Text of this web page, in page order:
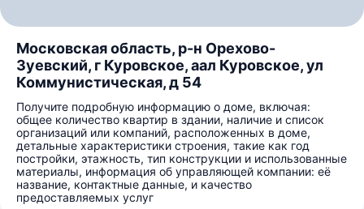
Московская область, р-н Орехово-
Зуевский, г Куровское, аал Куровское, ул
Коммунистическая, д 54
Получите подробную информацию о доме, включая:
общее количество квартир в здании, наличие и список
организаций или компаний, расположенных в доме,
детальные характеристики строения, такие как год
постройки, этажность, тип конструкции и использованные
материалы, информация об управляющей компании: её
название, контактные данные, и качество
предоставляемых услуг